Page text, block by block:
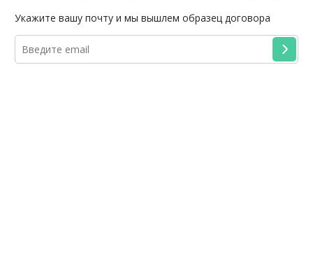
Укажите вашу почту и мы вышлем образец договора